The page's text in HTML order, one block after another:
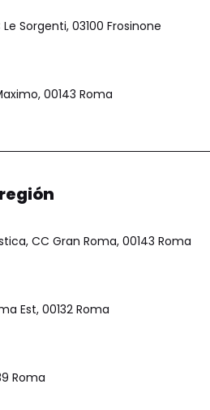
Sorgenti, 03100 Frosinone
00143 Roma
CC Gran Roma, 00143 Roma
Est, 00132 Roma
Roma